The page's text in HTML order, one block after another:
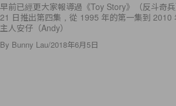
早前已經更大家報導過《Toy Story》（反斗奇
21 日推出第四集，從 1995 年的第一集到 2010
主人安仔（Andy）
By Bunny Lau/2018年6月5日